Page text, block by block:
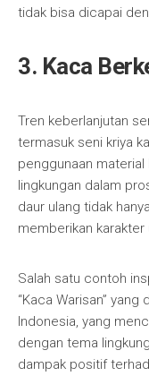
tidak bisa dicapai
3. Kaca
Tren keberlanjutan
termasuk seni kriya
penggunaan material
lingkungan dalam
daur ulang tidak
memberikan karakter
Salah satu contoh
“Kaca Warisan”
Indonesia, yang
dengan tema
dampak positif